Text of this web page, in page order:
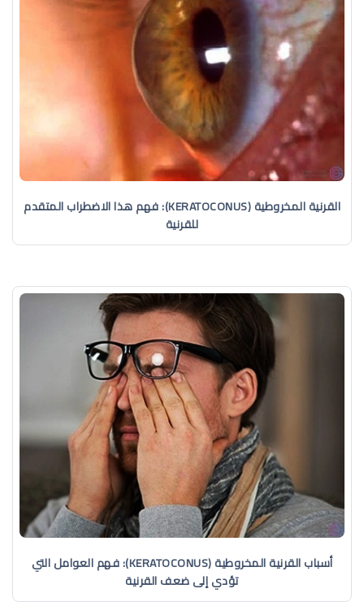
القرنية المخروطية (KERATOCONUS): فهم هذا الاضطراب المتقدم
للقرنية
أسباب القرنية المخروطية (KERATOCONUS): فهم العوامل التي
تؤدي إلى ضعف القرنية